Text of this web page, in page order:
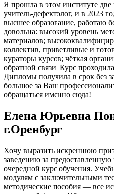
Я прошла в этом институте две
учитель-дефектолог, и в 2023
высшее образование, работаю
довольна: высокий уровень
материалов;
коллектив, приветливые и
кураторы курсов; чёткая
обратной связи. Курс
Дипломы получила в срок без
большое за Ваш
обращаться именно сюда!
Елена Юрьевна
г.Оренбург
Хочу выразить искреннюю
заведению за
очередной курс обучения.
модулям с заключительными
методические пособия — все